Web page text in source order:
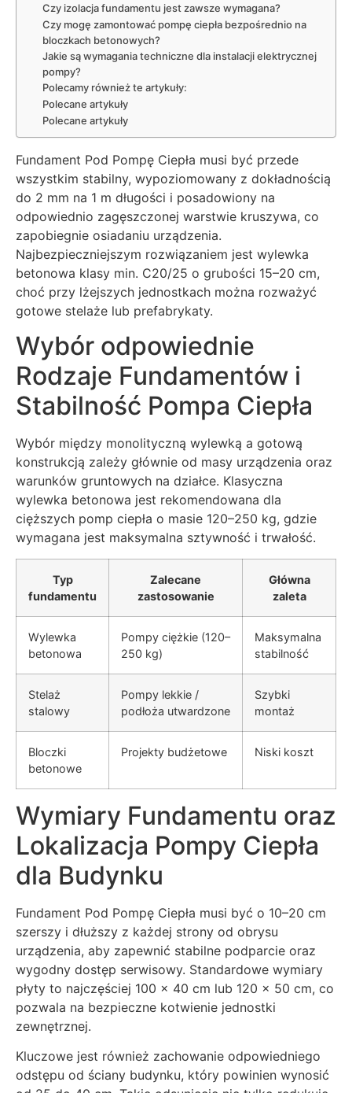
Czy izolacja fundamentu jest zawsze wymagana?
Czy mogę zamontować pompę ciepła bezpośrednio na
bloczkach betonowych?
Jakie są wymagania techniczne dla instalacji elektrycznej
pompy?
Polecamy również te artykuły:
Polecane artykuły
Polecane artykuły
Fundament Pod Pompę Ciepła musi być przede
wszystkim stabilny, wypoziomowany z dokładnością
do 2 mm na 1 m długości i posadowiony na
odpowiednio zagęszczonej warstwie kruszywa, co
zapobiegnie osiadaniu urządzenia.
Najbezpieczniejszym rozwiązaniem jest wylewka
betonowa klasy min. C20/25 o grubości 15–20 cm,
choć przy lżejszych jednostkach można rozważyć
gotowe stelaże lub prefabrykaty.
Wybór odpowiednie
Rodzaje Fundamentów i
Stabilność Pompa Ciepła
Wybór między monolityczną wylewką a gotową
konstrukcją zależy głównie od masy urządzenia oraz
warunków gruntowych na działce. Klasyczna
wylewka betonowa jest rekomendowana dla
cięższych pomp ciepła o masie 120–250 kg, gdzie
wymagana jest maksymalna sztywność i trwałość.
Typ
fundamentu
Zalecane
zastosowanie
Główna
zaleta
Wylewka
betonowa
Pompy ciężkie (120–
250 kg)
Maksymalna
stabilność
Stelaż
stalowy
Pompy lekkie /
podłoża utwardzone
Szybki
montaż
Bloczki
betonowe
Projekty budżetowe Niski koszt
Wymiary Fundamentu oraz
Lokalizacja Pompy Ciepła
dla Budynku
Fundament Pod Pompę Ciepła musi być o 10–20 cm
szerszy i dłuższy z każdej strony od obrysu
urządzenia, aby zapewnić stabilne podparcie oraz
wygodny dostęp serwisowy. Standardowe wymiary
płyty to najczęściej 100 × 40 cm lub 120 × 50 cm, co
pozwala na bezpieczne kotwienie jednostki
zewnętrznej.
Kluczowe jest również zachowanie odpowiedniego
odstępu od ściany budynku, który powinien wynosić